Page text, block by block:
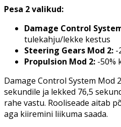
Pesa 2 valikud:
Damage Control
tulekahju/lekke kestus
Steering Gears Mod 2: -
Propulsion Mod 2: -50%
Damage Control System Mod
sekundile ja lekked 76,5
rahe vastu. Rooliseade aitab
aga kiiremini liikuma saada.